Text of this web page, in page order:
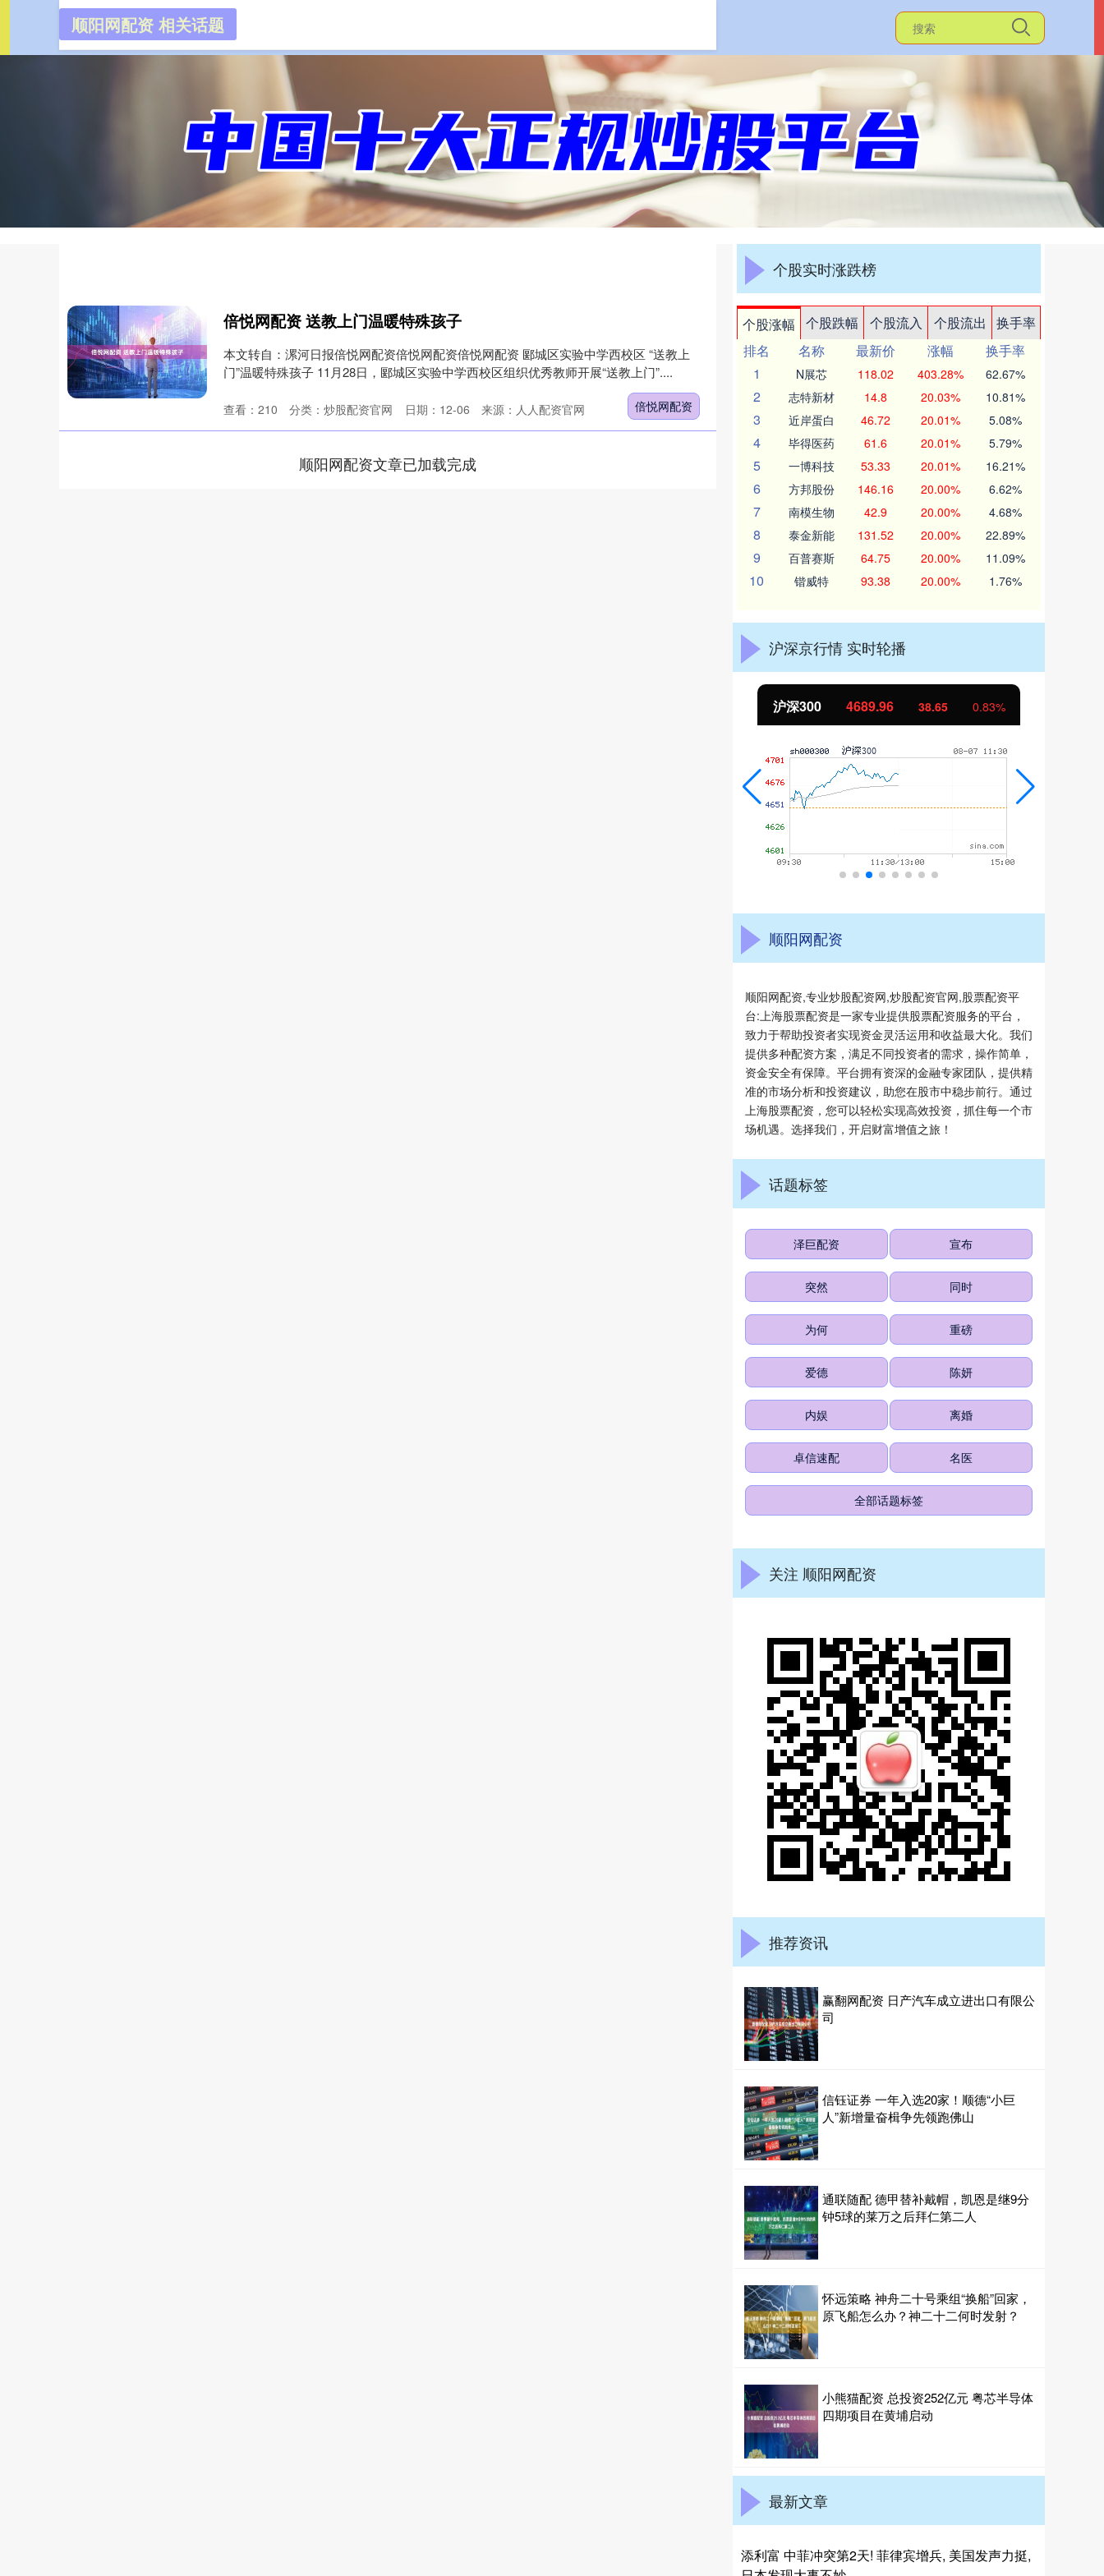
顺阳网配资 相关话题
倍悦网配资 送教上门温暖特殊孩子
本文转自：漯河日报倍悦网配资倍悦网配资倍悦网配资 郾城区实验中学西校区 “送教上
门”温暖特殊孩子 11月28日，郾城区实验中学西校区组织优秀教师开展“送教上门”....
倍悦网配资
日期：12-06 来源：人人配资官网
查看： 210 分类： 炒股配资官网
顺阳网配资文章已加载完成
个股实时涨跌榜
个股涨幅 个股跌幅 个股流入 个股流出
换手率
排名
名称 最新价 涨幅
换手率
1
N展芯 118.02 403.28% 62.67%
2 志特新材 14.8 20.03% 10.81%
3 近岸蛋白 46.72 20.01% 5.08%
4 毕得医药 61.6 20.01% 5.79%
5 一博科技 53.33 20.01% 16.21%
6 方邦股份 146.16 20.00% 6.62%
7 南模生物 42.9 20.00% 4.68%
8 泰金新能 131.52 20.00% 22.89%
9 百普赛斯 64.75 20.00% 11.09%
10 锴威特 93.38 20.00% 1.76%
沪深京行情 实时轮播
沪深300 4689.96 38.65 0.83%
顺阳网配资
顺阳网配资,专业炒股配资网,炒股配资官网,股票配资平
台:上海股票配资是一家专业提供股票配资服务的平台，
致力于帮助投资者实现资金灵活运用和收益最大化。我们
提供多种配资方案，满足不同投资者的需求，操作简单，
资金安全有保障。平台拥有资深的金融专家团队，提供精
准的市场分析和投资建议，助您在股市中稳步前行。通过
上海股票配资，您可以轻松实现高效投资，抓住每一个市
场机遇。选择我们，开启财富增值之旅！
话题标签
泽巨配资 宣布
突然 同时
为何 重磅
爱德 陈妍
内娱 离婚
卓信速配 名医
全部话题标签
关注 顺阳网配资
推荐资讯
赢翻网配资 日产汽车成立进出口有限公
司
信钰证券 一年入选20家！顺德“小巨
人”新增量奋楫争先领跑佛山
通联随配 德甲替补戴帽，凯恩是继9分
钟5球的莱万之后拜仁第二人
怀远策略 神舟二十号乘组“换船”回家，
原飞船怎么办？神二十二何时发射？
小熊猫配资 总投资252亿元 粤芯半导体
四期项目在黄埔启动
最新文章
添利富 中菲冲突第2天! 菲律宾增兵, 美国发声力挺,